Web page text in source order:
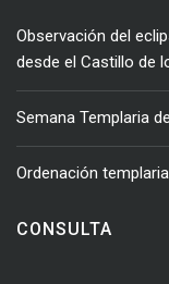
Observación del
desde el Castillo de
Semana Templaria
Ordenación
CONSULTA